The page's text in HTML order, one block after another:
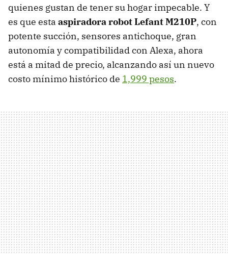
quienes gustan de tener su hogar impecable. Y
es que esta aspiradora robot Lefant M210P, con
potente succión, sensores antichoque, gran
autonomía y compatibilidad con Alexa, ahora
está a mitad de precio, alcanzando así un nuevo
costo mínimo histórico de 1,999 pesos.